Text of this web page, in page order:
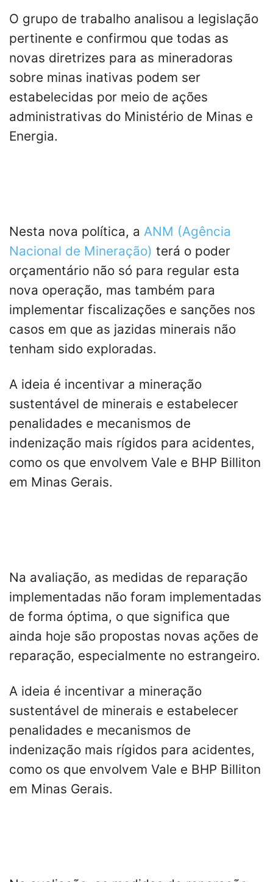
O grupo de trabalho analisou a legislação
pertinente e confirmou que todas as
novas diretrizes para as mineradoras
sobre minas inativas podem ser
estabelecidas por meio de ações
administrativas do Ministério de Minas e
Energia.
Nesta nova política, a ANM (Agência
Nacional de Mineração) terá o poder
orçamentário não só para regular esta
nova operação, mas também para
implementar fiscalizações e sanções nos
casos em que as jazidas minerais não
tenham sido exploradas.
A ideia é incentivar a mineração
sustentável de minerais e estabelecer
penalidades e mecanismos de
indenização mais rígidos para acidentes,
como os que envolvem Vale e BHP Billiton
em Minas Gerais.
Na avaliação, as medidas de reparação
implementadas não foram implementadas
de forma óptima, o que significa que
ainda hoje são propostas novas ações de
reparação, especialmente no estrangeiro.
A ideia é incentivar a mineração
sustentável de minerais e estabelecer
penalidades e mecanismos de
indenização mais rígidos para acidentes,
como os que envolvem Vale e BHP Billiton
em Minas Gerais.